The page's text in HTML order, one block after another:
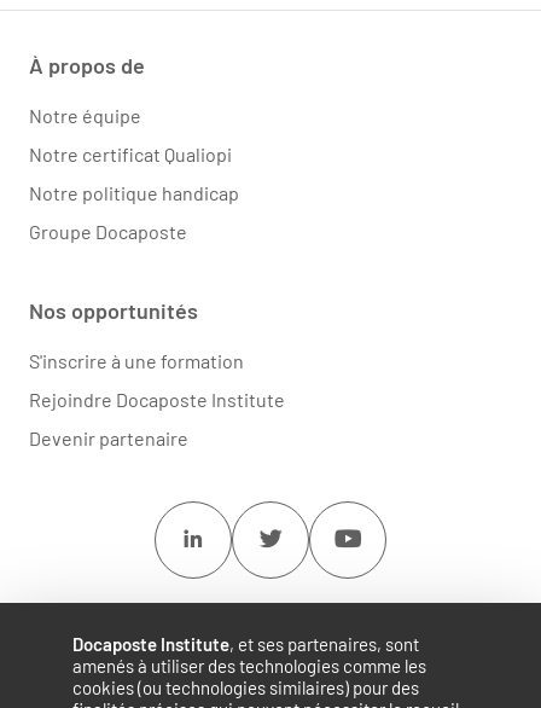
Docaposte Institute, et ses partenaires, sont
amenés à utiliser des technologies comme les
cookies (ou technologies similaires) pour des
À propos de
Notre équipe
Notre certificat Qualiopi
Notre politique handicap
Groupe Docaposte
Nos opportunités
S'inscrire à une formation
Rejoindre Docaposte Institute
Devenir partenaire
Linkedin Twitter Youtube